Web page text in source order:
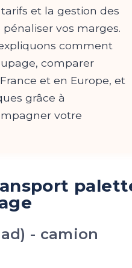
et la gestion des
vos marges.
comment
comparer
et en Europe, et
grâce à
votre
- camion